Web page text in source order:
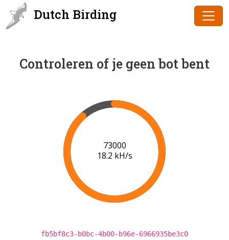
Dutch Birding
Controleren of je geen bot bent
75000
18.3 kH/s
fb5bf8c3-b0bc-4b00-b96e-6966935be3c0